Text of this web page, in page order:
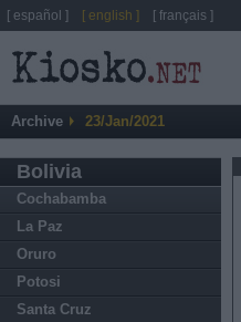
Archive 23/Jan/2021
Bolivia
Cochabamba
La Paz
Oruro
Potosi
Santa Cruz
[ español ] [ english ] [ français ]